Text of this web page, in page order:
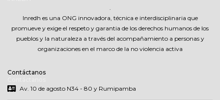
Inredh es una ONG innovadora, técnica e interdisciplinaria que
promueve y exige el respeto y garantia de los derechos humanos de los
pueblos y la naturaleza a través del acompañamiento a personas y
organizaciones en el marco de la no violencia activa
Contáctanos
Av. 10 de agosto N34 - 80 y Rumipamba